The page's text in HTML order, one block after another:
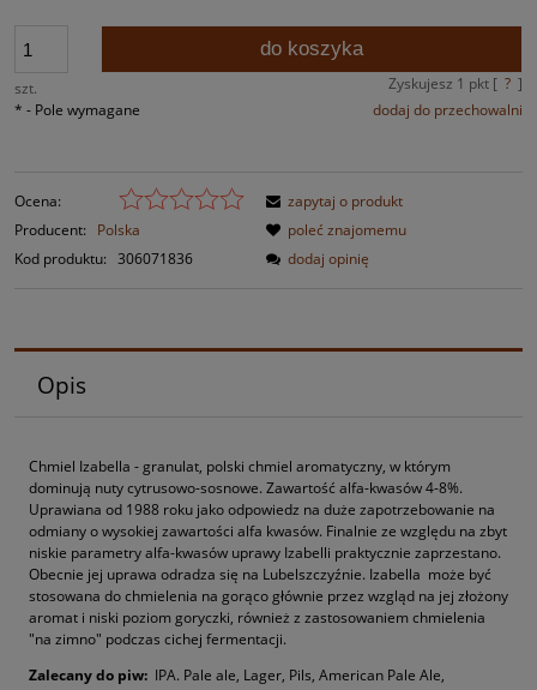
szt.
do koszyka
Zyskujesz 1 pkt [ ? ]
dodaj do przechowalni
* - Pole wymagane
Ocena:
Producent:
Polska
Kod produktu: 306071836
zapytaj o produkt
poleć znajomemu
dodaj opinię
Opis
Chmiel Izabella - granulat, polski chmiel aromatyczny, w którym
dominują nuty cytrusowo-sosnowe. Zawartość alfa-kwasów 4-8%.
Uprawiana od 1988 roku jako odpowiedz na duże zapotrzebowanie na
odmiany o wysokiej zawartości alfa kwasów. Finalnie ze względu na zbyt
niskie parametry alfa-kwasów uprawy Izabelli praktycznie zaprzestano.
Obecnie jej uprawa odradza się na Lubelszczyźnie. Izabella może być
stosowana do chmielenia na gorąco głównie przez wzgląd na jej złożony
aromat i niski poziom goryczki, również z zastosowaniem chmielenia
"na zimno" podczas cichej fermentacji.
Zalecany do piw: IPA. Pale ale, Lager, Pils, American Pale Ale,